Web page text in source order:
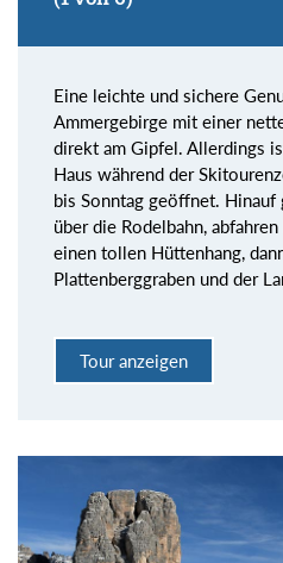
Eine leichte und sichere
Ammergebirge mit einer
direkt am Gipfel. Allerdings
Haus während der
bis Sonntag geöffnet. Hinauf
über die Rodelbahn,
einen tollen Hüttenhang,
Plattenberggraben und der
Tour anzeigen